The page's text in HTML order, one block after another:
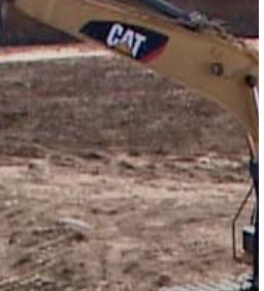
VÁROSUNKRÓL
LAKOSSÁGI
INFORMÁCIÓK
HASZNOS
KVÍZ
A
VÁROS
PÉNZÜGYEI